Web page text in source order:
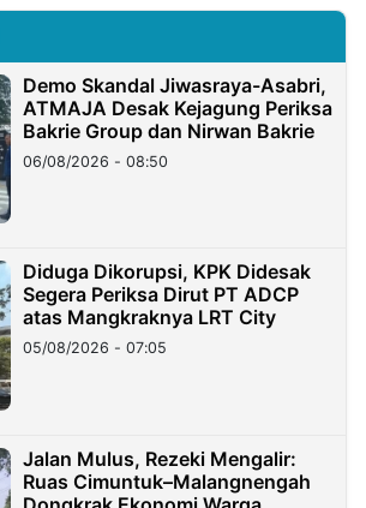
Demo Skandal Jiwasraya-Asabri,
ATMAJA Desak Kejagung Periksa
Bakrie Group dan Nirwan Bakrie
06/08/2026 - 08:50
Diduga Dikorupsi, KPK Didesak
Segera Periksa Dirut PT ADCP
atas Mangkraknya LRT City
05/08/2026 - 07:05
Jalan Mulus, Rezeki Mengalir:
Ruas Cimuntuk–Malangnengah